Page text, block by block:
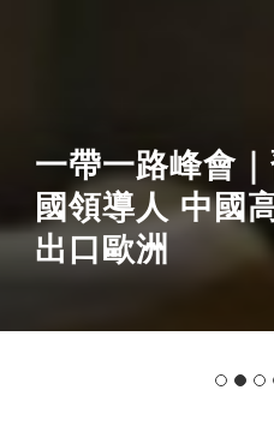
一帶一路峰會
國領導人 中國
出口歐洲